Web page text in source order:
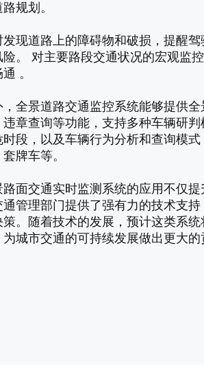
规划。
发现道路上的障碍物和破损，提醒
险。 对主要路段交通状况的宏观监
。
，全景道路交通监控系统能够提供
违章查询等功能，支持多种车辆研
时段，以及车辆行为分析和查询模
牌车等。
路面交通实时监测系统的应用不仅
通管理部门提供了强有力的技术支
策。随着技术的发展，预计这类系
为城市交通的可持续发展做出更大的